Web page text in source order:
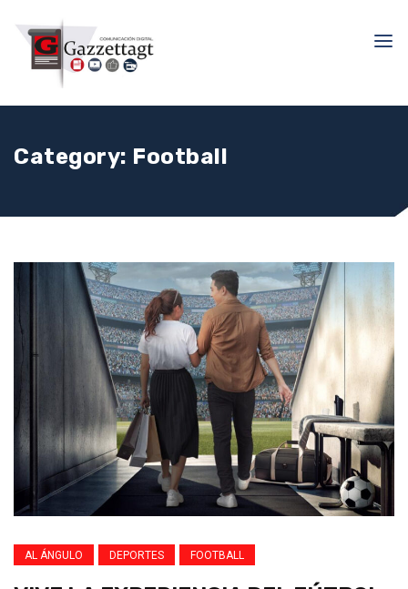
Category: Football
AL ÁNGULO DEPORTES FOOTBALL